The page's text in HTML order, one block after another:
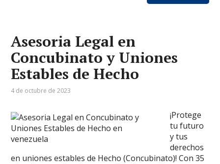
Asesoria Legal en
Concubinato y Uniones
Estables de Hecho
4 de octubre de 2023
¡Protege
tu futuro
y tus
derechos
en uniones estables de Hecho (Concubinato)! Con 35